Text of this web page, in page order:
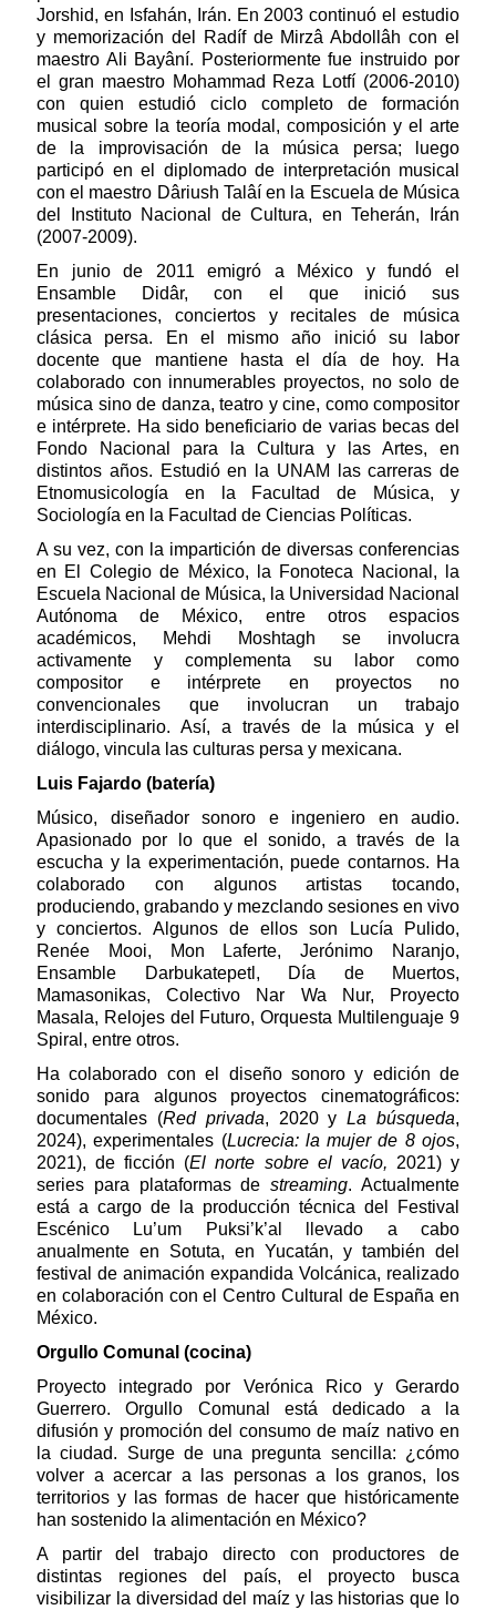
Jorshid, en Isfahán, Irán. En 2003 continuó el estudio
y memorización del Radíf de Mirzâ Abdollâh con el
maestro Ali Bayâní. Posteriormente fue instruido por
el gran maestro Mohammad Reza Lotfí (2006-2010)
con quien estudió ciclo completo de formación
musical sobre la teoría modal, composición y el arte
de la improvisación de la música persa; luego
participó en el diplomado de interpretación musical
con el maestro Dâriush Talâí en la Escuela de Música
del Instituto Nacional de Cultura, en Teherán, Irán
(2007-2009).
En junio de 2011 emigró a México y fundó el
Ensamble Didâr, con el que inició sus
presentaciones, conciertos y recitales de música
clásica persa. En el mismo año inició su labor
docente que mantiene hasta el día de hoy. Ha
colaborado con innumerables proyectos, no solo de
música sino de danza, teatro y cine, como compositor
e intérprete. Ha sido beneficiario de varias becas del
Fondo Nacional para la Cultura y las Artes, en
distintos años. Estudió en la UNAM las carreras de
Etnomusicología en la Facultad de Música, y
Sociología en la Facultad de Ciencias Políticas.
A su vez, con la impartición de diversas conferencias
en El Colegio de México, la Fonoteca Nacional, la
Escuela Nacional de Música, la Universidad Nacional
Autónoma de México, entre otros espacios
académicos, Mehdi Moshtagh se involucra
activamente y complementa su labor como
compositor e intérprete en proyectos no
convencionales que involucran un trabajo
interdisciplinario. Así, a través de la música y el
diálogo, vincula las culturas persa y mexicana.
Luis Fajardo (batería)
Músico, diseñador sonoro e ingeniero en audio.
Apasionado por lo que el sonido, a través de la
escucha y la experimentación, puede contarnos. Ha
colaborado con algunos artistas tocando,
produciendo, grabando y mezclando sesiones en vivo
y conciertos. Algunos de ellos son Lucía Pulido,
Renée Mooi, Mon Laferte, Jerónimo Naranjo,
Ensamble Darbukatepetl, Día de Muertos,
Mamasonikas, Colectivo Nar Wa Nur, Proyecto
Masala, Relojes del Futuro, Orquesta Multilenguaje 9
Spiral, entre otros.
Ha colaborado con el diseño sonoro y edición de
sonido para algunos proyectos cinematográficos:
documentales (Red privada, 2020 yLa búsqueda,
2024), experimentales (Lucrecia: la mujer de 8 ojos,
2021), de ficción (El norte sobre el vacío, 2021) y
series para plataformas destreaming. Actualmente
está a cargo de la producción técnica del Festival
Escénico Lu’um Puksi’k’al llevado a cabo
anualmente en Sotuta, en Yucatán, y también del
festival de animación expandida Volcánica, realizado
en colaboración con el Centro Cultural de España en
México.
Orgullo Comunal (cocina)
Proyecto integrado por Verónica Rico y Gerardo
Guerrero. Orgullo Comunal está dedicado a la
difusión y promoción del consumo de maíz nativo en
la ciudad. Surge de una pregunta sencilla: ¿cómo
volver a acercar a las personas a los granos, los
territorios y las formas de hacer que históricamente
han sostenido la alimentación en México?
A partir del trabajo directo con productores de
distintas regiones del país, el proyecto busca
visibilizar la diversidad del maíz y las historias que lo